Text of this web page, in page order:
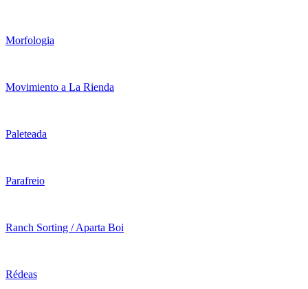
Morfologia
Movimiento a La Rienda
Paleteada
Parafreio
Ranch Sorting / Aparta Boi
Rédeas